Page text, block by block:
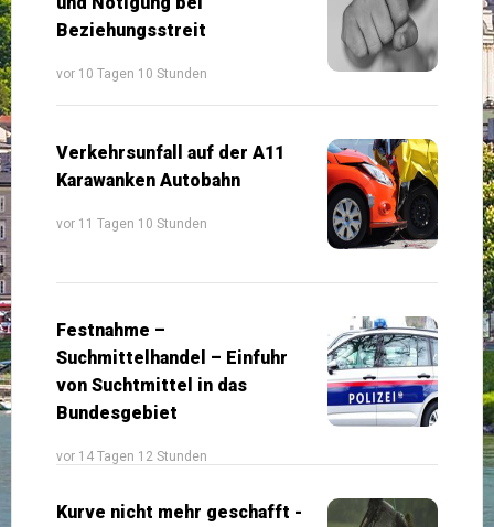
Beziehungsstreit
vor 10 Tagen 10 Stunden
Verkehrsunfall auf der A11
Karawanken Autobahn
vor 11 Tagen 10 Stunden
Festnahme –
Suchmittelhandel – Einfuhr
von Suchtmittel in das
Bundesgebiet
vor 14 Tagen 12 Stunden
Kurve nicht mehr geschafft -